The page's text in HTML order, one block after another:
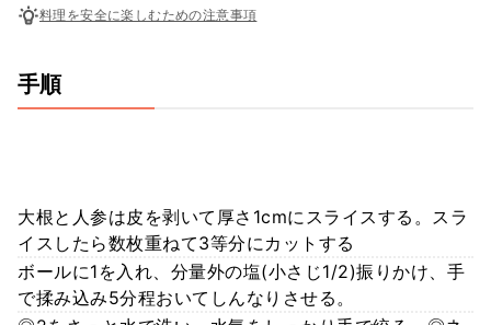
料理を安全に楽しむための注意事項
手順
大根と人参は皮を剥いて厚さ1cmにスライスする。スラ
イスしたら数枚重ねて3等分にカットする
ボールに1を入れ、分量外の塩(小さじ1/2)振りかけ、手
で揉み込み5分程おいてしんなりさせる。